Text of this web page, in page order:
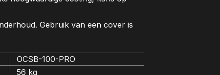
Gebruik van een cover is
OCSB-100-PRO
56 kg